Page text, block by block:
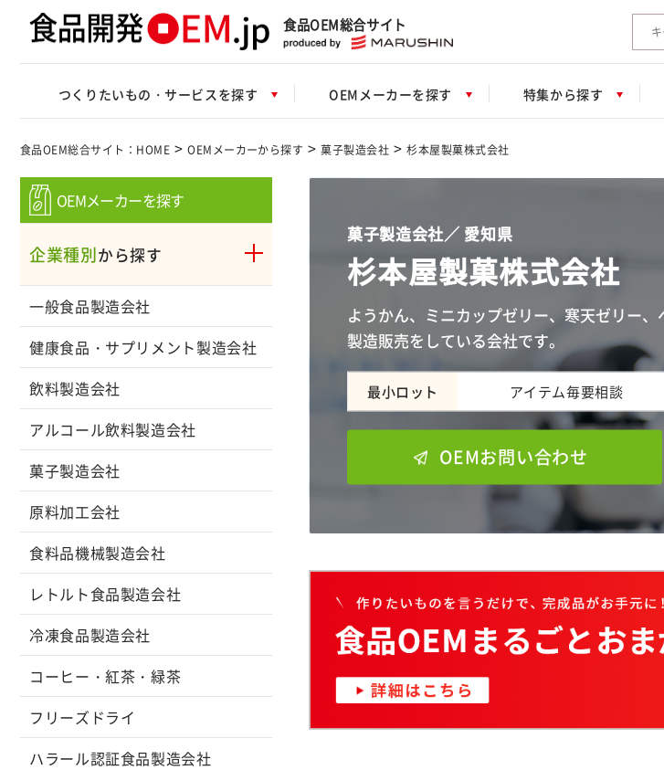
食品OEM総合サイト
検
つくりたいもの・サービスを探す OEMメーカーを探す 特集から探す
食品OEM総合サイト：HOME >OEMメーカーから探す >菓子製造会社 >杉本屋製菓株式会社
OEMメーカーを探す
企業種別から探す
一般食品製造会社
健康食品・サプリメント製造会社
飲料製造会社
アルコール飲料製造会社
菓子製造会社
原料加工会社
食料品機械製造会社
レトルト食品製造会社
冷凍食品製造会社
コーヒー・紅茶・緑茶
フリーズドライ
ハラール認証食品製造会社
菓子製造会社／ 愛知県
杉本屋製菓株式会社
ようかん、ミニカップゼリー、寒天ゼリー
製造販売をしている会社です。
最小ロット アイテム毎要相談
OEMお問い合わせ